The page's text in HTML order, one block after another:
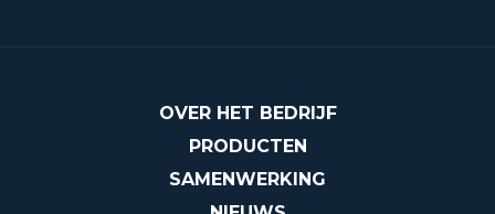
OVER HET BEDRIJF
PRODUCTEN
SAMENWERKING